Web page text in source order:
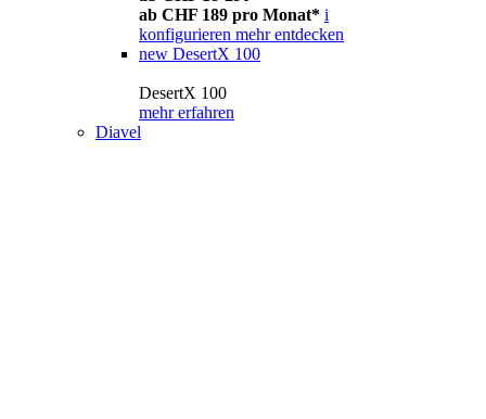
ab CHF 189 pro Monat* i
konfigurieren mehr entdecken
new DesertX 100
DesertX 100
mehr erfahren
Diavel